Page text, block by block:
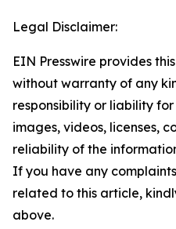
Legal Disclaimer:
EIN Presswire provides
without warranty of any
responsibility or liability
images, videos, licenses,
reliability of the
If you have any
related to this article,
above.